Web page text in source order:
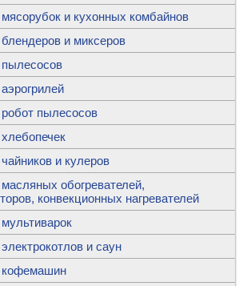
и кухонных комбайнов
и миксеров
пылесосов
и кулеров
обогревателей,
конвекционных нагревателей
и саун
кофемашин